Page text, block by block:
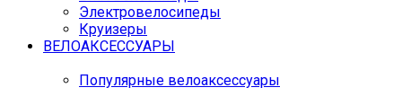
Электровелосипеды
Круизеры
ВЕЛОАКСЕССУАРЫ
Популярные велоаксессуары